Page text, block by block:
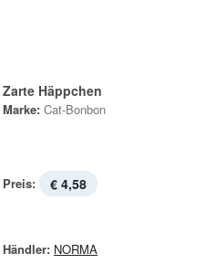
Zarte Häppchen
Marke: Cat-Bonbon
Preis: € 4,58
Händler: NORMA